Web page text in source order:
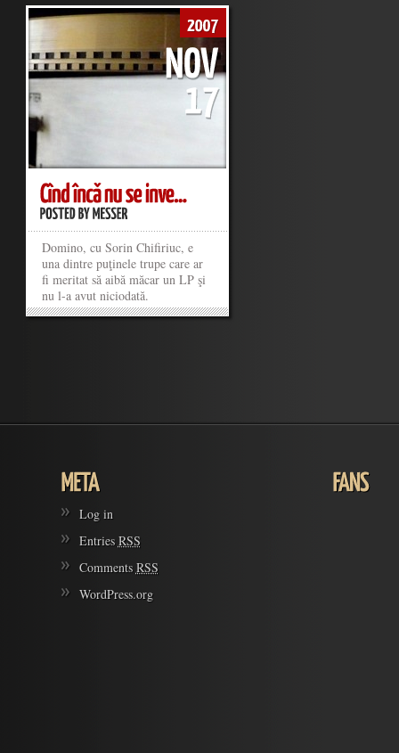
acest „Nr. 6“. De ascultat vara, singur, în buza mării. De preferat nu în
timpurile...
Domino, cu Sorin Chifiriuc, e
una dintre puţinele trupe care ar
fi meritat să aibă măcar un LP şi
nu l-a avut niciodată.
»»
Log in
Entries RSS
Comments RSS
WordPress.org